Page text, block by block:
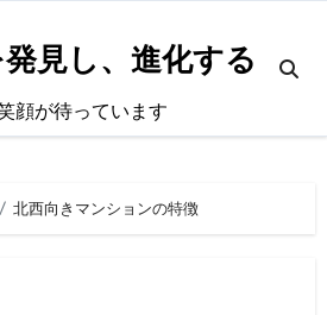
発見し、進化する
顔が待っています
北西向きマンションの特徴